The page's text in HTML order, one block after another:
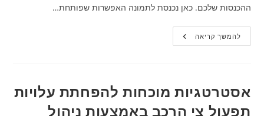
ההכנסות שלכם. כאן נכנסת לתמונה האפשרות שפותחת…
להמשך קריאהמכירת
רכב
להיות
החכמה
אסטרטגיות מוכחות להפחתת עלויות
תפעול צי הרכב באמצעות ניהול